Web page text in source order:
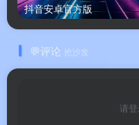
🍎内核重写非模
高 76%，不是
2、Kling 3、Wan
抖音安卓官方版
💬评论 抢沙发
请